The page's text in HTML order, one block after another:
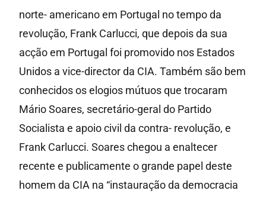
norte- americano em Portugal no tempo da
revolução, Frank Carlucci, que depois da sua
acção em Portugal foi promovido nos Estados
Unidos a vice-director da CIA. Também são bem
conhecidos os elogios mútuos que trocaram
Mário Soares, secretário-geral do Partido
Socialista e apoio civil da contra- revolução, e
Frank Carlucci. Soares chegou a enaltecer
recente e publicamente o grande papel deste
homem da CIA na “instauração da democracia